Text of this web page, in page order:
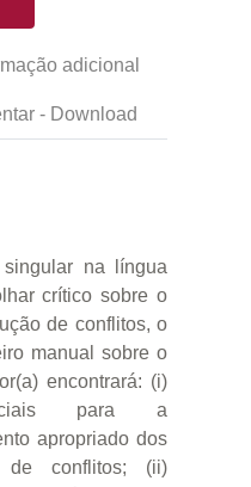
adicional
- Download
na língua
crítico sobre o
de conflitos, o
manual sobre o
encontrará: (i)
para a
apropriado dos
de conflitos; (ii)